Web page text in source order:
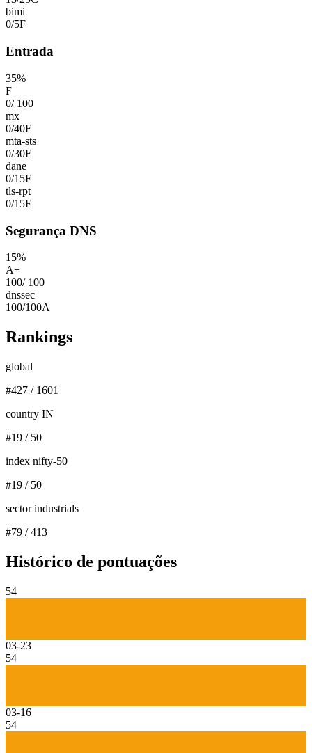
bimi
0/5F
Entrada
35%
F
0/ 100
mx
0/40F
mta-sts
0/30F
dane
0/15F
tls-rpt
0/15F
Segurança DNS
15%
A+
100/ 100
dnssec
100/100A
Rankings
global
#427 / 1601
country IN
#19 / 50
index nifty-50
#19 / 50
sector industrials
#79 /413
Histórico de pontuações
54
03-23
54
03-16
54